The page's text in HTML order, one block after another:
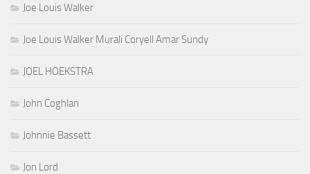
Joe Louis Walker
Joe Louis Walker Murali Coryell Amar Sundy
JOEL HOEKSTRA
John Coghlan
Johnnie Bassett
Jon Lord